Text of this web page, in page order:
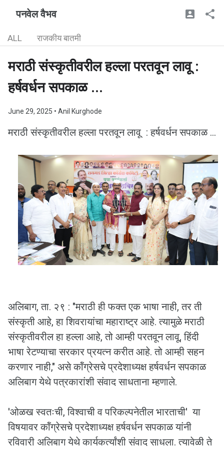
पनवेल वैभव
ALL राजकीय बातमी
मराठी संस्कृतीवरील हल्ला परतवून लावू :
हर्षवर्धन सपकाळ ...
June 29, 2025 • Anil Kurghode
मराठी संस्कृतीवरील हल्ला परतवून लावू : हर्षवर्धन सपकाळ ...
अलिबाग, ता. २९ : "मराठी ही फक्त एक भाषा नाही, तर ती
संस्कृती आहे, हा शिवरायांचा महाराष्ट्र आहे. त्यामुळे मराठी
संस्कृतीवरील हा हल्ला आहे, तो आम्ही परतवून लावू, हिंदी
भाषा रेटण्याचा सरकार प्रयत्न करीत आहे. तो आम्ही सहन
करणार नाही," असे कॉंग्रेसचे प्रदेशाध्यक्ष हर्षवर्धन सपकाळ
अलिबाग येथे पत्रकारांशी संवाद साधताना म्हणाले.
'ओळख स्वतःची, विश्वाची व परिकल्पनेतील भारताची' या
विषयावर कॉंग्रेसचे प्रदेशाध्यक्ष हर्षवर्धन सपकाळ यांनी
रविवारी अलिबाग येथे कार्यकर्त्यांशी संवाद साधला. त्यावेळी ते